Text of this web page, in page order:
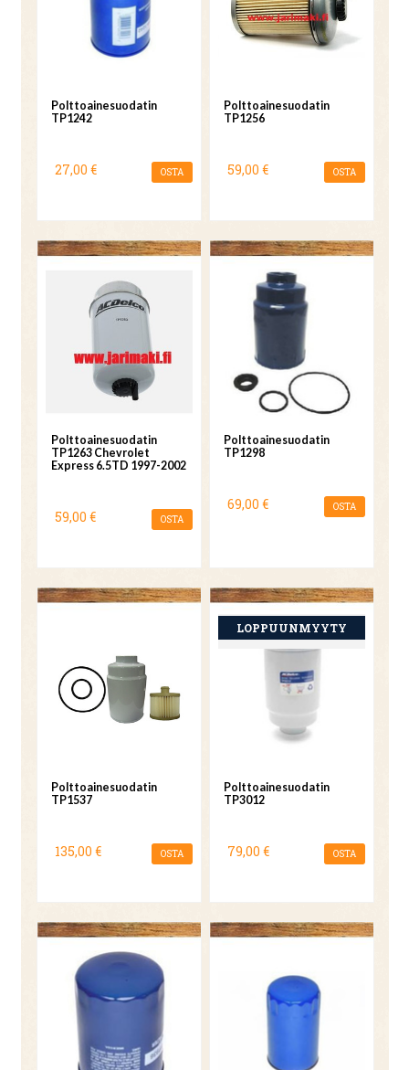
Polttoainesuodatin
TP1242
27,00 € OSTA
Polttoainesuodatin
TP1256
59,00 € OSTA
Polttoainesuodatin
TP1263 Chevrolet
Express 6.5TD 1997-2002
59,00 € OSTA
Polttoainesuodatin
TP1298
69,00 € OSTA
Polttoainesuodatin
TP1537
135,00 € OSTA
Polttoainesuodatin
TP3012
79,00 € OSTA